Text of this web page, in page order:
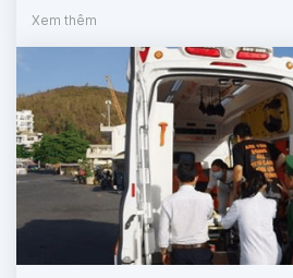
Xem thêm